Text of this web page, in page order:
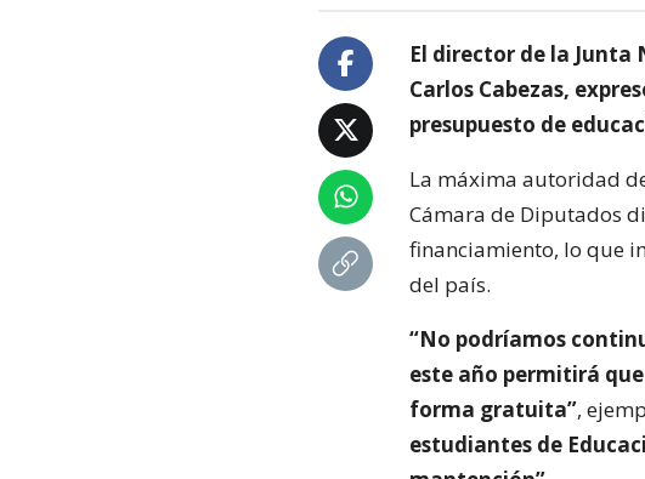
El director de la Junta
Carlos Cabezas,
presupuesto de
La máxima autoridad
Cámara de Diputados
financiamiento, lo que
del país.
“No podríamos
este año permitirá
forma gratuita”,
estudiantes de